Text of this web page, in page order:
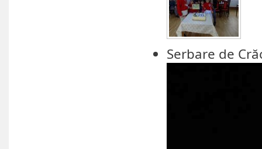
Serbare de